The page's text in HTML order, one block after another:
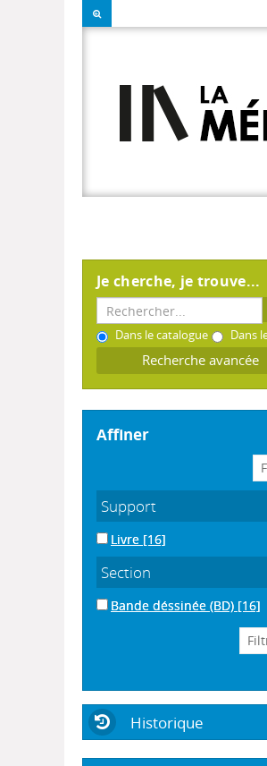
Je cherche, je trouve...
Dans le catalogue Dans
Recherche avancée
affiner
Support
Livre [16]
Section
Bande déssinée (BD) [16]
Historique